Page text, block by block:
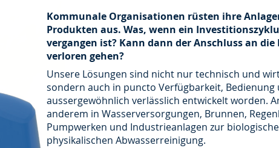
Kommunale Organisationen rüsten ihre
Produkten aus. Was, wenn ein
vergangen ist? Kann dann der Anschluss an
verloren gehen?
Unsere Lösungen sind nicht nur technisch und
sondern auch in puncto Verfügbarkeit, Bedienung
aussergewöhnlich verlässlich entwickelt worden.
anderem in Wasserversorgungen, Brunnen,
Pumpwerken und Industrieanlagen zur
physikalischen Abwasserreinigung.